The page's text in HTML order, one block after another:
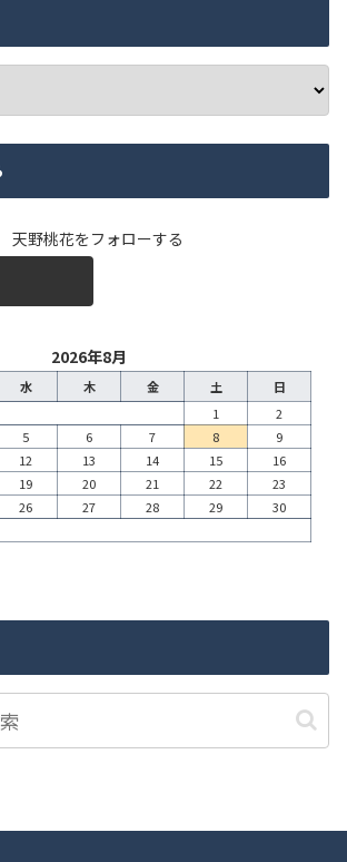
天野桃花をフォローする
2026年8月
水 木 金 土
日
1
2
5 6 7 8
9
12 13 14 15
16
19 20 21 22
23
26 27 28 29
30